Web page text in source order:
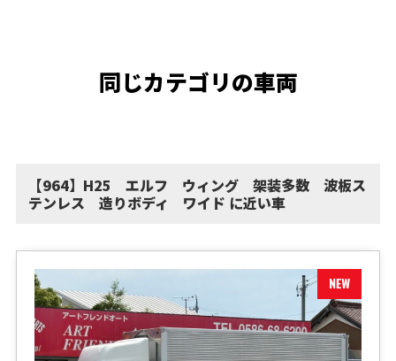
同じカテゴリの車両
【964】H25 エルフ ウィング 架装多数 波板ス
テンレス 造りボディ ワイド に近い車